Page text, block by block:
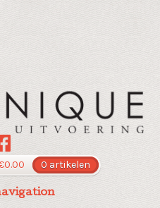
0.00 0 artikelen